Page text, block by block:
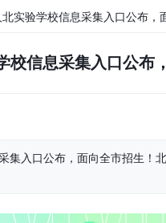
实验学校信息采集入口公布，
校信息采集入口公布
集入口公布，面向全市招生！